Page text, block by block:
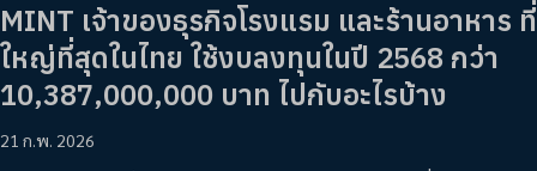
MINT เจ้าของธุรกิจโรงแรม และร้านอาหาร ที่
ใหญ่ที่สุดในไทย ใช้งบลงทุนในปี 2568 กว่า
10,387,000,000 บาท ไปกับอะไรบ้าง
21 ก.พ. 2026